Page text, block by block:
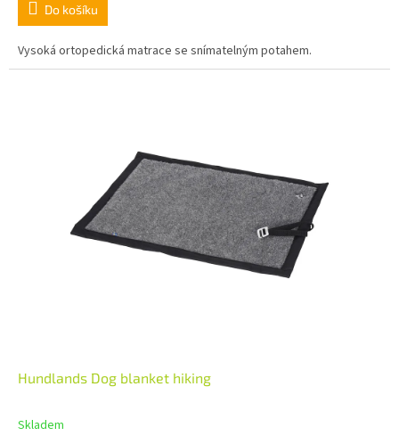
Do košíku
Vysoká ortopedická matrace se snímatelným potahem.
Hundlands Dog blanket hiking
Skladem